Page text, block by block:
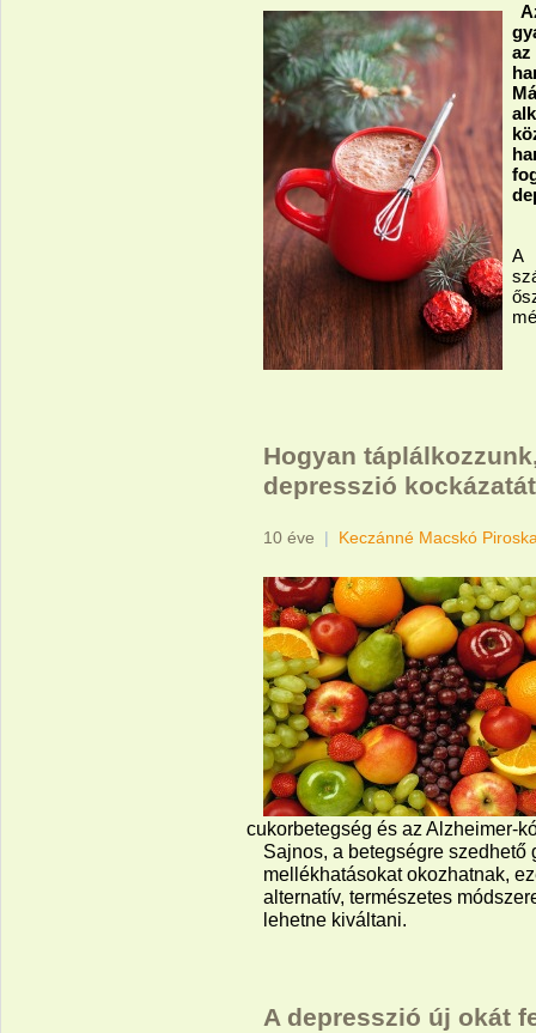
A
Hogyan
depresszió
10 éve | Keczánné Macskó
cukorbetegség és az Alzheimer-
Sajnos, a betegségre
mellékhatásokat okozhatnak,
alternatív, természetes
lehetne kiváltani.
A depresszió új okát